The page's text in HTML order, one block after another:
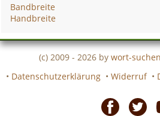
Bandbreite
Handbreite
(c) 2009 - 2026 by wort-
• Datenschutzerklärung • Widerruf •